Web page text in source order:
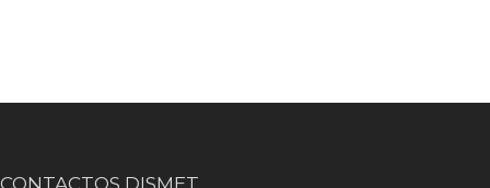
CONTACTOS DISMET